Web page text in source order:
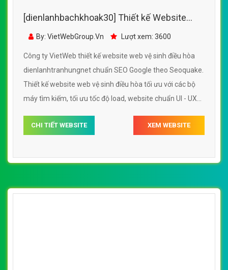
Công ty VietWeb thiết kế website web vệ sinh điều hòa
dienlanhcholoncom chuẩn SEO Google theo Seoquake.
máy tìm kiếm, tối ưu tốc độ load, website chuẩn UI - UX
giúp tăng trải nghiệm người dùng lướt website web vệ
sinh điều hòa dienlanhcholoncom
CHI TIẾT WEBSITE XEM WEBSITE